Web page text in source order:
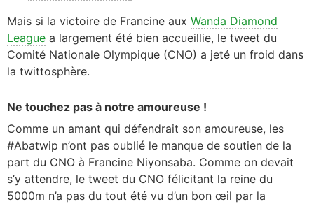
Mais si la victoire de Francine aux Wanda Diamond
League a largement été bien accueillie, le tweet du
Comité Nationale Olympique (CNO) a jeté un froid dans
la twittosphère.
Ne touchez pas à notre amoureuse !
Comme un amant qui défendrait son amoureuse, les
#Abatwip n’ont pas oublié le manque de soutien de la
part du CNO à Francine Niyonsaba. Comme on devait
s’y attendre, le tweet du CNO félicitant la reine du
5000m n’a pas du tout été vu d’un bon œil par la